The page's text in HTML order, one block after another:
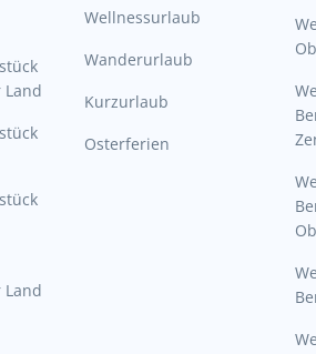
Land
Land
Wellnessurlaub
Wanderurlaub
Kurzurlaub
Osterferien